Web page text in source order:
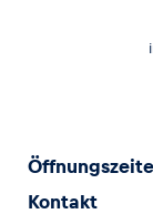
Kontakt